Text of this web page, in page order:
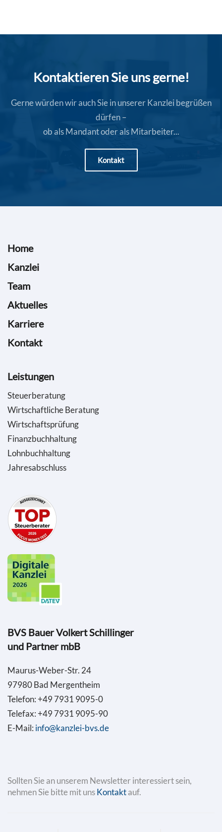
Kontaktieren Sie uns gerne!
Gerne würden wir auch Sie in unserer Kanzlei begrüßen
dürfen –
ob als Mandant oder als Mitarbeiter...
Kontakt
Home
Kanzlei
Team
Aktuelles
Karriere
Kontakt
Leistungen
Steuerberatung
Wirtschaftliche Beratung
Wirtschaftsprüfung
Finanzbuchhaltung
Lohnbuchhaltung
Jahresabschluss
BVS Bauer Volkert Schillinger
und Partner mbB
Maurus-Weber-Str. 24
97980 Bad Mergentheim
Telefon: +49 7931 9095-0
Telefax: +49 7931 9095-90
E-Mail: info@kanzlei-bvs.de
Sollten Sie an unserem Newsletter interessiert sein,
nehmen Sie bitte mit unsKontaktauf.